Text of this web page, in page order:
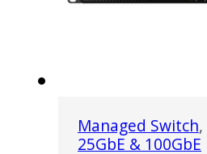
Managed Switch,
25GbE & 100GbE